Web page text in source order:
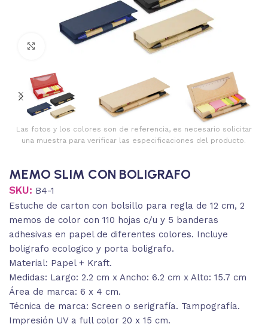
Clic para ampliar
Las fotos y los colores son de referencia, es necesario solicitar
una muestra para verificar las especificaciones del producto.
MEMO SLIM CON BOLIGRAFO
SKU: B4-1
Estuche de carton con bolsillo para regla de 12 cm, 2
memos de color con 110 hojas c/u y 5 banderas
adhesivas en papel de diferentes colores. Incluye
boligrafo ecologico y porta boligrafo.
Material: Papel + Kraft.
Medidas: Largo: 2.2 cm x Ancho: 6.2 cm x Alto: 15.7 cm
Área de marca: 6 x 4 cm.
Técnica de marca: Screen o serigrafía. Tampografía.
Impresión UV a full color 20 x 15 cm.